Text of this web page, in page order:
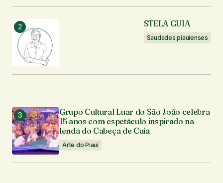
STELA GUIA
Saudades piauienses
Grupo Cultural Luar do São João celebra
15 anos com espetáculo inspirado na
lenda do Cabeça de Cuia
Arte do Piauí